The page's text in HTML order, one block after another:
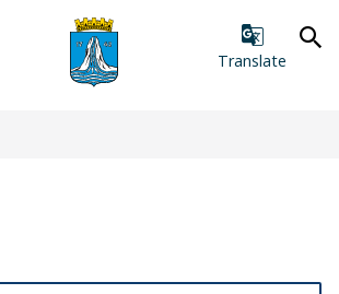
Forsiden
Translate